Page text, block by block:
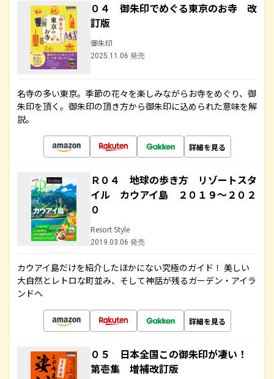
０４ 御朱印でめぐる東京のお寺 改
訂版
御朱印
2025.11.06 発売
名寺の多い東京。季節の花々を楽しみながらお寺をめぐり、御
朱印を頂く。御朱印の頂き方から御朱印に込められた意味を解
説。
詳細を見る
Ｒ０４ 地球の歩き方 リゾートスタ
イル カウアイ島 ２０１９～２０２
０
Resort Style
2019.03.06 発売
カウアイ島だけを紹介したほかにない究極のガイド！ 美しい
大自然とレトロな町並み、そして神話が残るガーデン・アイラ
ンドへ
詳細を見る
０５ 日本全国この御朱印が凄い！
第壱集 増補改訂版